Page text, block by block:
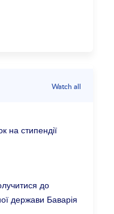
Watch all
на стипендії
до
держави Баварія